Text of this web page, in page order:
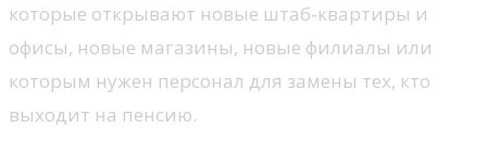
которые открывают новые штаб-квартиры и
офисы, новые магазины, новые филиалы или
которым нужен персонал для замены тех, кто
выходит на пенсию.